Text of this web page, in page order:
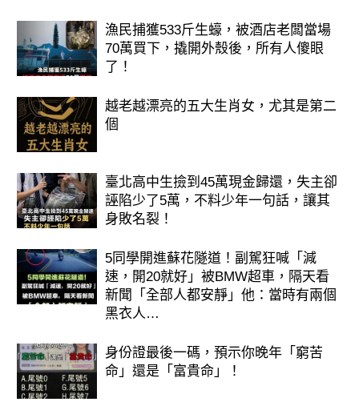
漁民捕獲533斤生蠔，被酒店老闆當場
70萬買下，撬開外殼後，所有人傻眼
了！
越老越漂亮的五大生肖女，尤其是第二
個
臺北高中生撿到45萬現金歸還，失主卻
誣陷少了5萬，不料少年一句話，讓其
身敗名裂！
5同學開進蘇花隧道！副駕狂喊「減
速，開20就好」被BMW超車，隔天看
新聞「全部人都安靜」他：當時有兩個
黑衣人…
身份證最後一碼，預示你晚年「窮苦
命」還是「富貴命」！